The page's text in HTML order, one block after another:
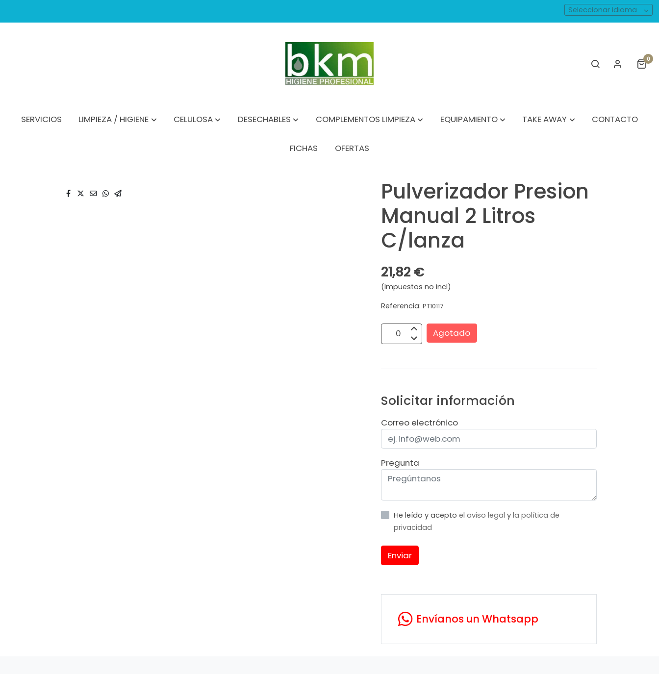
Seleccionar idioma
0
SERVICIOS LIMPIEZA / HIGIENE CELULOSA DESECHABLES COMPLEMENTOS LIMPIEZA EQUIPAMIENTO TAKE AWAY CONTACTO
FICHAS OFERTAS
Pulverizador Presion Manual 2 Litros C/lanza
Pulverizador Presion
Manual 2 Litros
C/lanza
21,82 €
(Impuestos no incl)
Referencia:PT10117
Agotado
Solicitar información
Correo electrónico
Pregunta
He leído y acepto el aviso legal y la política de
privacidad
Enviar
Envíanos un Whatsapp